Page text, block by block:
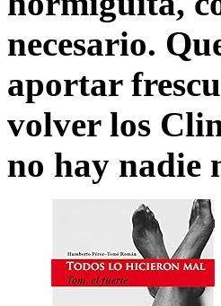
necesario.
aportar
volver los
no hay nadie